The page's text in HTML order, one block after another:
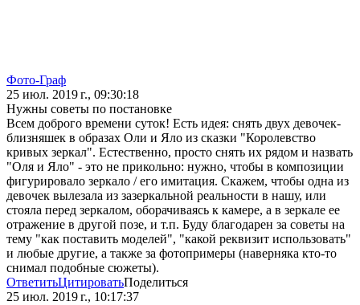
Фото-Граф
25 июл. 2019 г., 09:30:18
Нужны советы по постановке
Всем доброго времени суток! Есть идея: снять двух девочек-
близняшек в образах Оли и Яло из сказки "Королевство
кривых зеркал". Естественно, просто снять их рядом и назвать
"Оля и Яло" - это не прикольно: нужно, чтобы в композиции
фигурировало зеркало / его имитация. Скажем, чтобы одна из
девочек вылезала из зазеркальной реальности в нашу, или
стояла перед зеркалом, оборачиваясь к камере, а в зеркале ее
отражение в другой позе, и т.п. Буду благодарен за советы на
тему "как поставить моделей", "какой реквизит использовать"
и любые другие, а также за фотопримеры (наверняка кто-то
снимал подобные сюжеты).
ОтветитьЦитироватьПоделиться
25 июл. 2019 г., 10:17:37